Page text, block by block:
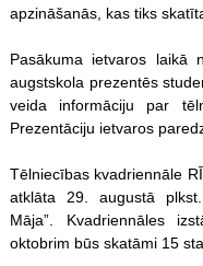
apzināšanās, kas tiks
Pasākuma ietvaros
augstskola prezentēs
veida informāciju par
Prezentāciju ietvaros
Tēlniecības kvadriennāle
atklāta 29. augustā
Māja”. Kvadriennāles
oktobrim būs skatāmi 15